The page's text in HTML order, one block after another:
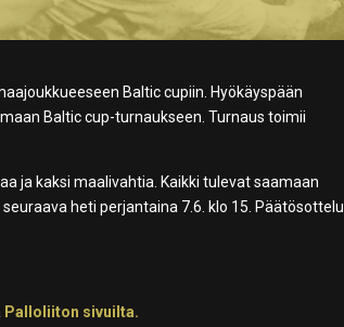
Baltic cupiin. Hyökäyspään
Baltic cup-turnaukseen. Turnaus toimii
ja kaksi maalivahtia. Kaikki tulevat saamaan
heti perjantaina 7.6. klo 15. Päätösottelu
Palloliiton sivuilta.